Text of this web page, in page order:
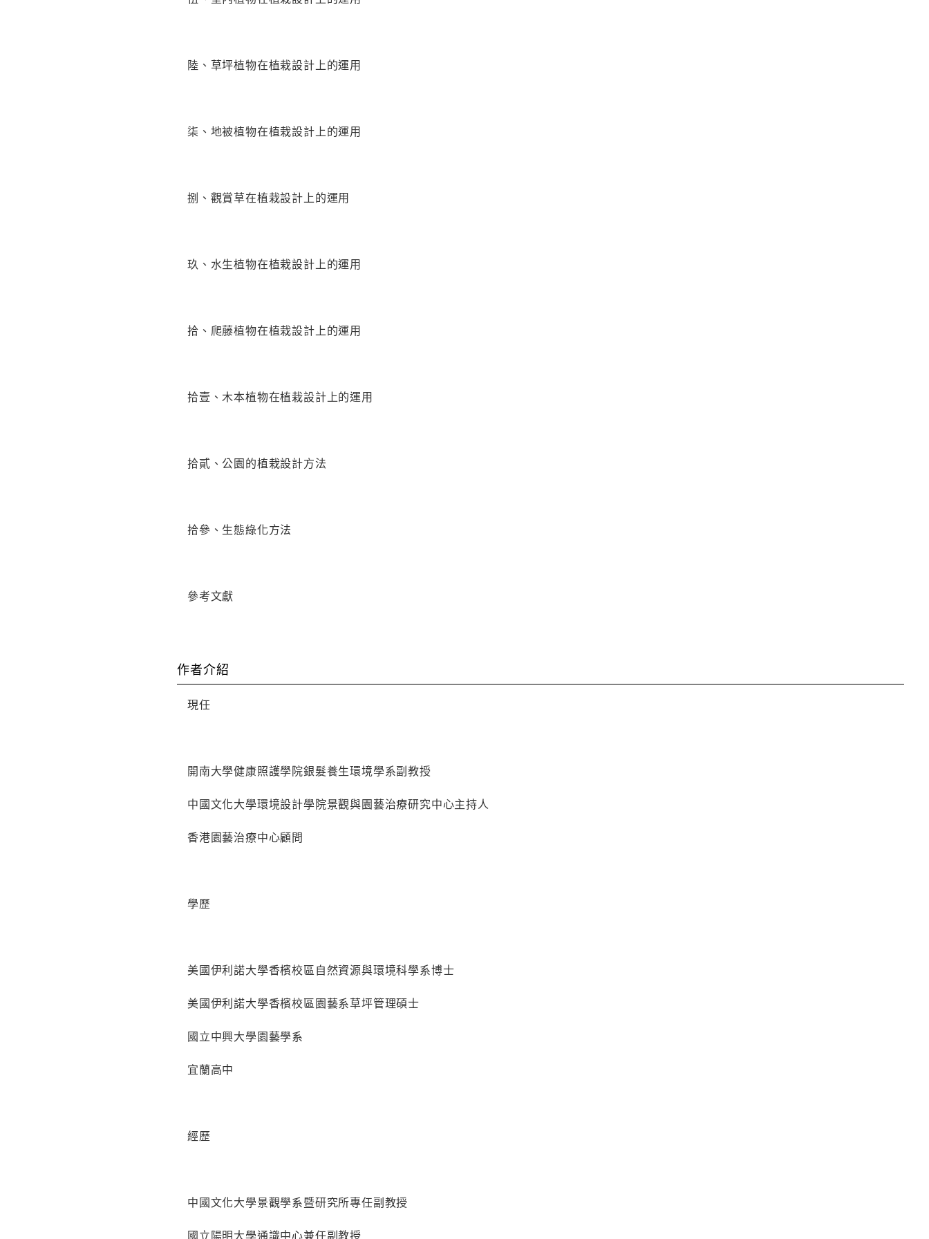
陸、草坪植物在植栽設計上的運用
柒、地被植物在植栽設計上的運用
捌、觀賞草在植栽設計上的運用
玖、水生植物在植栽設計上的運用
拾、爬藤植物在植栽設計上的運用
拾壹、木本植物在植栽設計上的運用
拾貳、公園的植栽設計方法
拾參、生態綠化方法
參考文獻
作者介紹
現任
開南大學健康照護學院銀髮養生環境學系副教授
中國文化大學環境設計學院景觀與園藝治療研究中心主持人
香港園藝治療中心顧問
學歷
美國伊利諾大學香檳校區自然資源與環境科學系博士
美國伊利諾大學香檳校區園藝系草坪管理碩士
國立中興大學園藝學系
宜蘭高中
經歷
中國文化大學景觀學系暨研究所專任副教授
國立陽明大學通識中心兼任副教授